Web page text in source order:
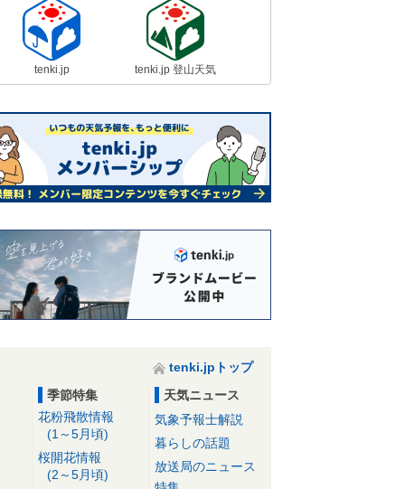
tenki.jp tenki.jp 登山天気
tenki.jpトップ
季節特集
花粉飛散情報
(1～5月頃)
桜開花情報
(2～5月頃)
天気ニュース
気象予報士解説
暮らしの話題
放送局のニュース